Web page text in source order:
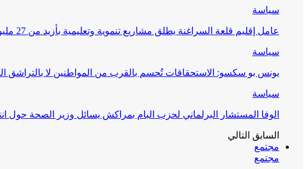
سياسة
عامل إقليم قلعة السراغنة يطلق مشاريع تنموية وتعليمية بأزيد من 27 مليون درهم احتفاءً…
سياسة
يونس بو سكسو: الاستحقاقات تُحسم بالقرب من المواطنين لا بالتراشق
سياسة
الوفا المستشار البرلماني لحزب البام بمراكش يسائل وزير الصحة حول
السابق التالي
مجتمع
مجتمع